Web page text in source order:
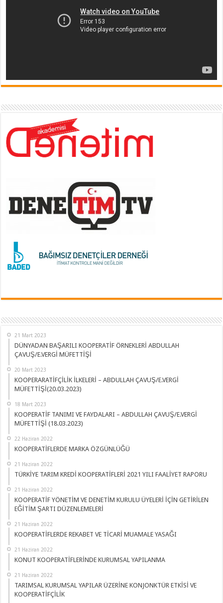
21 Mart 2023
DÜNYADAN BAŞARILI KOOPERATİF ÖRNEKLERİ ABDULLAH
ÇAVUŞ/E.VERGİ MÜFETTİŞİ
20 Mart 2023
KOOPERARATİFÇİLİK İLKELERİ – ABDULLAH ÇAVUŞ/E.VERGİ
MÜFETTİŞİ(20.03.2023)
18 Mart 2023
KOOPERATİF TANIMI VE FAYDALARI – ABDULLAH ÇAVUŞ/E.VERGİ
MÜFETTİŞİ (18.03.2023)
22 Haziran 2022
KOOPERATİFLERDE MARKA ÖZGÜNLÜĞÜ
21 Haziran 2022
TÜRKİYE TARIM KREDİ KOOPERATİFLERİ 2021 YILI FAALİYET RAPORU
21 Haziran 2022
KOOPERATİF YÖNETİM VE DENETİM KURULU ÜYELERİ İÇİN GETİRİLEN
EĞİTİM ŞARTI DÜZENLEMELERİ
21 Haziran 2022
KOOPERATİFLERDE REKABET VE TİCARİ MUAMALE YASAĞI
21 Haziran 2022
KONUT KOOPERATİFLERİNDE KURUMSAL YAPILANMA
21 Haziran 2022
TARIMSAL KURUMSAL YAPILAR ÜZERİNE KONJONKTÜR ETKİSİ VE
KOOPERATİFÇİLİK